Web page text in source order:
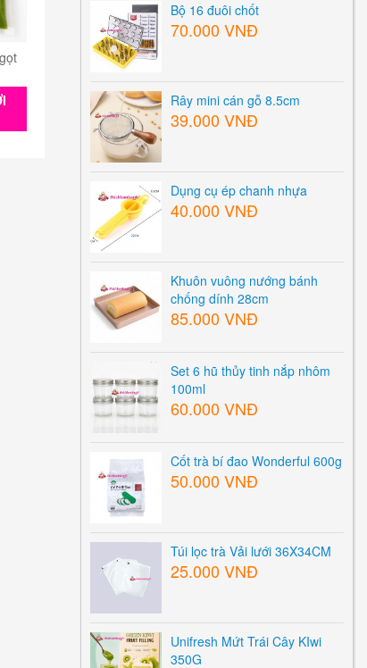
Bộ 16 đuôi chốt
70.000 VNĐ
Rây mini cán gỗ 8.5cm
39.000 VNĐ
Dụng cụ ép chanh nhựa
40.000 VNĐ
Khuôn vuông nướng bánh
chống dính 28cm
85.000 VNĐ
Set 6 hũ thủy tinh nắp nhôm
100ml
60.000 VNĐ
Cốt trà bí đao Wonderful 600g
50.000 VNĐ
Túi lọc trà Vải lưới 36X34CM
25.000 VNĐ
Unifresh Mứt Trái Cây KIwi
350G